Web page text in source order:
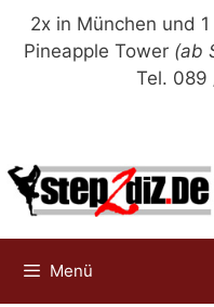
Zum
Inhalt
2x in München und
Pineapple Tower (ab
Tel. 089
Menü